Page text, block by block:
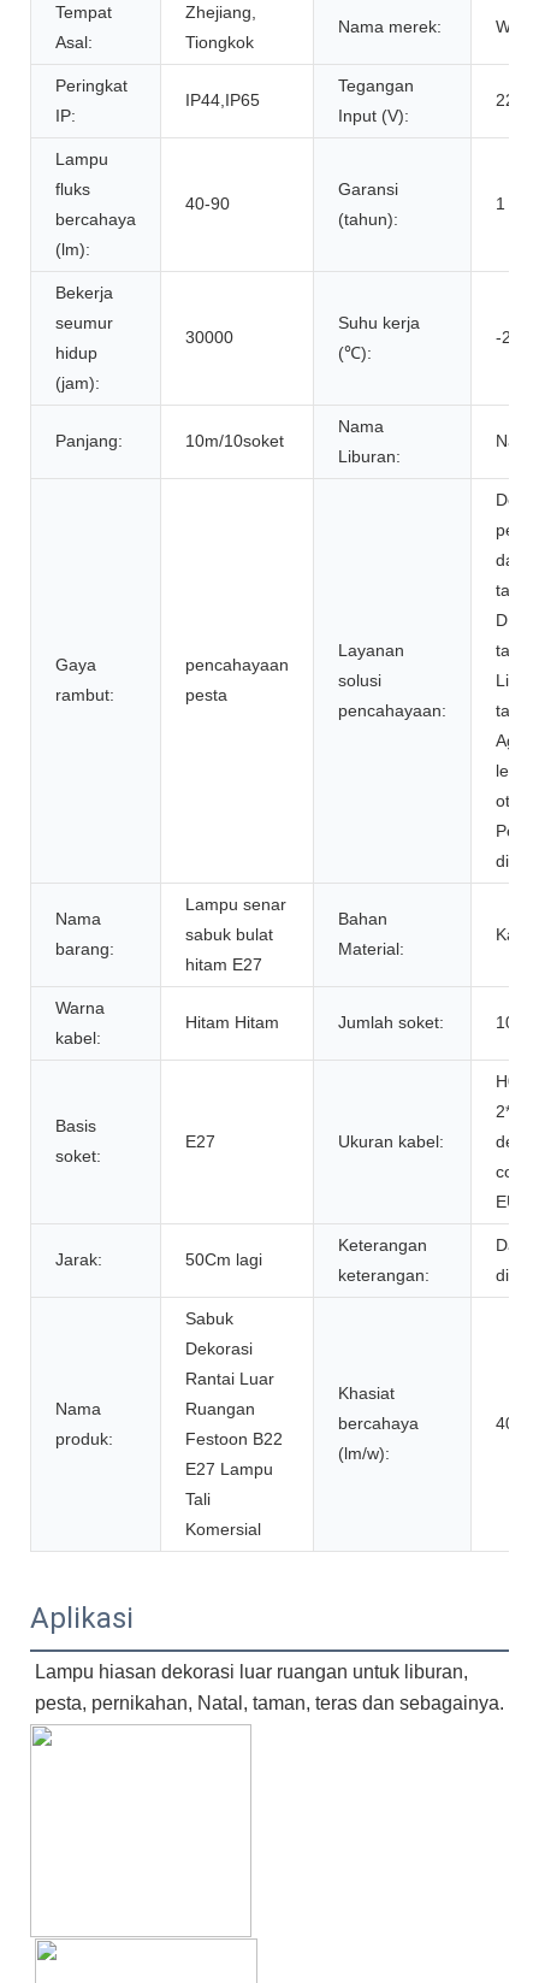
Tempat
Asal:
Zhejiang,
Tiongkok
Nama merek:
Peringkat
IP:
IP44,IP65
Tegangan
Input (V):
Lampu
fluks
bercahaya
(lm):
40-90
Garansi
(tahun):
1
Bekerja
seumur
hidup
(jam):
30000
Suhu kerja
(℃):
-25-
Panjang: 10m/10soket
Nama
Liburan:
Natal
Gaya
rambut:
pencahayaan
pesta
Layanan
solusi
pencahayaan:
dan
tata
tata
tata
letak
di
Nama
barang:
Lampu senar
sabuk bulat
hitam E27
Bahan
Material:
Warna
kabel:
Hitam Hitam Jumlah soket: 10m/
Basis
soket:
E27 Ukuran kabel:
EU/
Jarak: 50Cm lagi
Keterangan
keterangan:
Nama
produk:
Sabuk
Dekorasi
Rantai Luar
Ruangan
Festoon B22
E27 Lampu
Tali
Komersial
Khasiat
bercahaya
(lm/w):
40
Aplikasi
Lampu hiasan dekorasi luar ruangan untuk liburan,
pesta, pernikahan, Natal, taman, teras dan sebagainya.